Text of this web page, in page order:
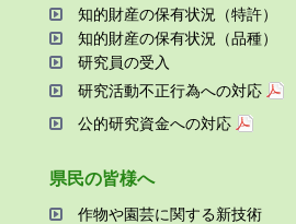
知的財産の保有状況（特許）
知的財産の保有状況（品種）
研究員の受⼊
研究活動不正⾏為への対応
公的研究資金への対応
県⺠の皆様へ
作物や園芸に関する新技術